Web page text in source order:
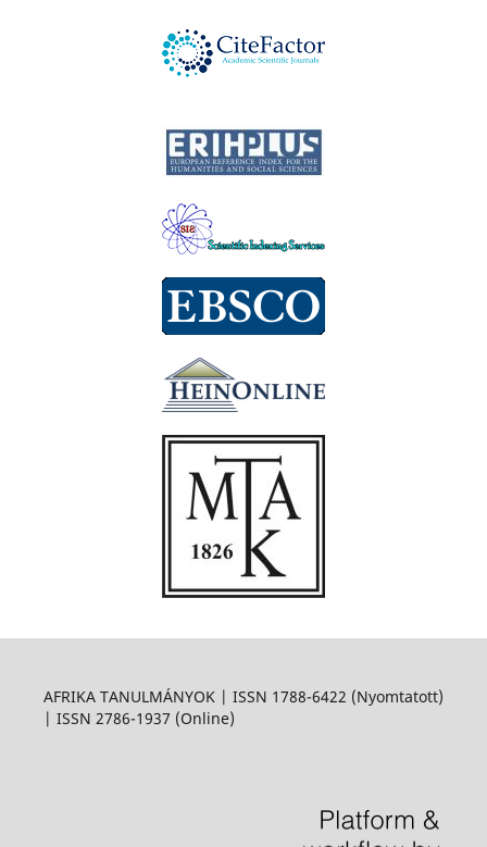
AFRIKA TANULMÁNYOK | ISSN 1788-6422 (Nyomtatott)
| ISSN 2786-1937 (Online)